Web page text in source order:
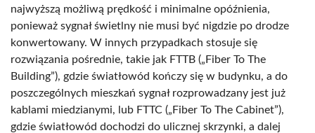
najwyższą możliwą prędkość i minimalne opóźnienia,
ponieważ sygnał świetlny nie musi być nigdzie po drodze
konwertowany. W innych przypadkach stosuje się
rozwiązania pośrednie, takie jak FTTB („Fiber To The
Building”), gdzie światłowód kończy się w budynku, a do
poszczególnych mieszkań sygnał rozprowadzany jest już
kablami miedzianymi, lub FTTC („Fiber To The Cabinet”),
gdzie światłowód dochodzi do ulicznej skrzynki, a dalej